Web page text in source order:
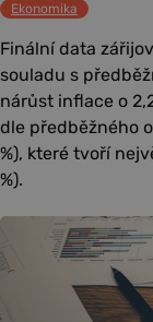
Ekonomika
Finální data
souladu s
nárůst inflace o
dle předběžného
%), které tvoří
%).